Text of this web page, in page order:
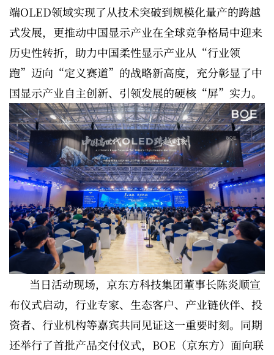
端OLED领域实现了从技术突破到规模化量产的跨越
式发展，更推动中国显示产业在全球竞争格局中迎来
历史性转折，助力中国柔性显示产业从“行业领
跑”迈向“定义赛道”的战略新高度，充分彰显了中
国显示产业自主创新、引领发展的硬核“屏”实力。
当日活动现场，京东方科技集团董事长陈炎顺宣
布仪式启动，行业专家、生态客户、产业链伙伴、投
资者、行业机构等嘉宾共同见证这一重要时刻。同期
还举行了首批产品交付仪式，BOE（京东方）面向联